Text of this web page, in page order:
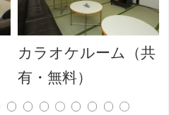
カラオケルーム（共
有・無料）